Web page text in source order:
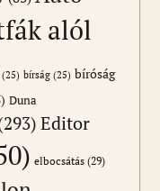
alól
(25) bírság (25) bíróság
Duna
Editor
elbocsátás (29)